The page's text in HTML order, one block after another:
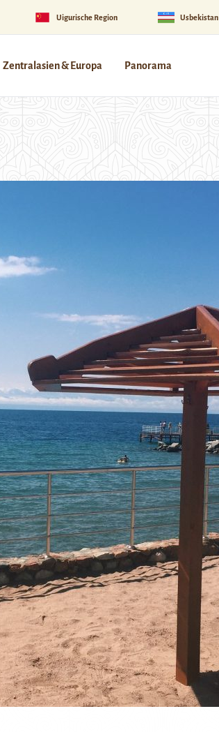
Uigurische Region Usbekistan
Zentralasien & Europa Panorama